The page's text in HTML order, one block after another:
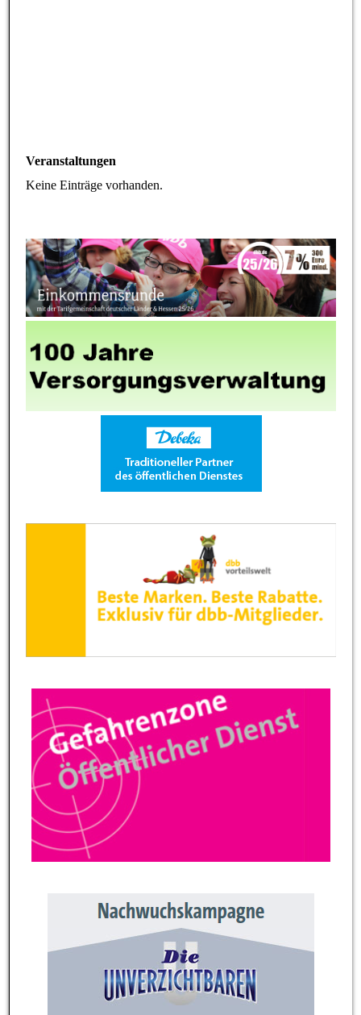
Veranstaltungen
Keine Einträge vorhanden.